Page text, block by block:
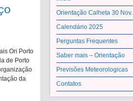
Ori Porto
de Porto
da
Orientação Calheta 30 Nov.
Calendário 2025
Perguntas Frequentes
Saber mais – Orientação
Previsões Meteorologicas
Contatos